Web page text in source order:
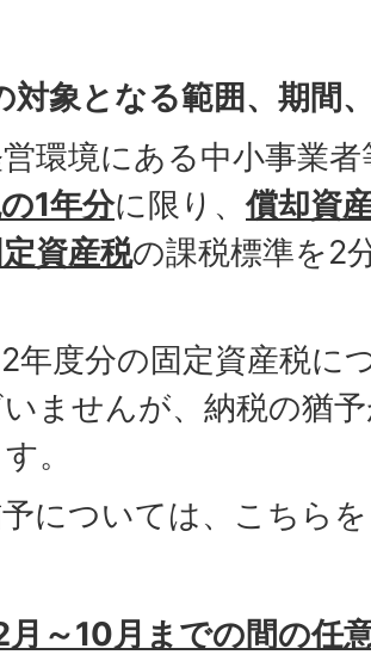
対象となる範囲、期間
環境にある中小事業
1年分に限り、償却資
資産税の課税標準を2
年度分の固定資産税に
ませんが、納税の猶
。
については、 こちら
～10月までの間の任